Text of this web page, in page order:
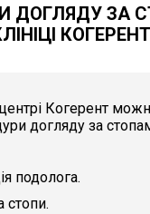
ДОГЛЯДУ ЗА
КОГЕРЕНТ
Когерент
догляду за
подолога.
стопи.